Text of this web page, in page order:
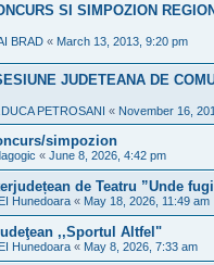
SI SIMPOZION
BRAD « March 13, 2013, 9:20 pm
JUDETEANA DE
PETROSANI « November 16,
simpozion
« June 8, 2026, 4:42 pm
de Teatru ”Unde
Hunedoara « May 18, 2026, 11:49 am
,,Sportul Altfel"
Hunedoara « May 8, 2026, 7:33 am